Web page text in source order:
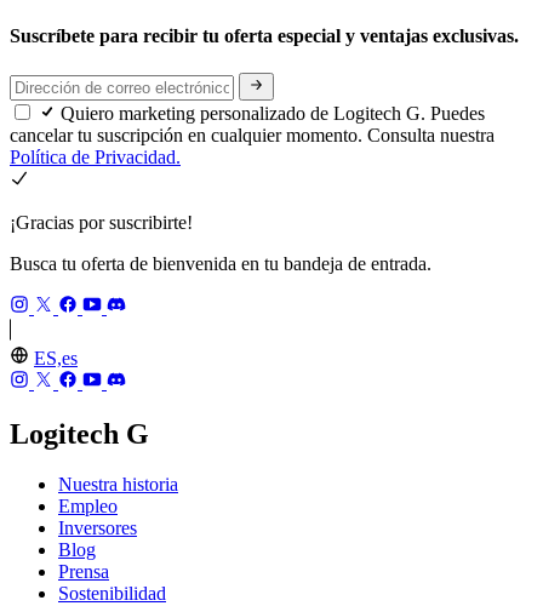
Suscríbete para recibir tu oferta especial y ventajas exclusivas.
Quiero marketing personalizado de Logitech G. Puedes
cancelar tu suscripción en cualquier momento. Consulta nuestra
Política de Privacidad.
¡Gracias por suscribirte!
Busca tu oferta de bienvenida en tu bandeja de entrada.
ES,es
Logitech G
Nuestra historia
Empleo
Inversores
Blog
Prensa
Sostenibilidad